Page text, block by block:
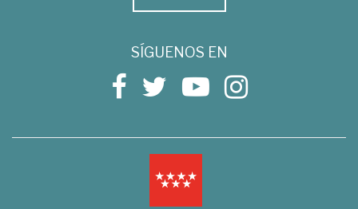
SÍGUENOS EN